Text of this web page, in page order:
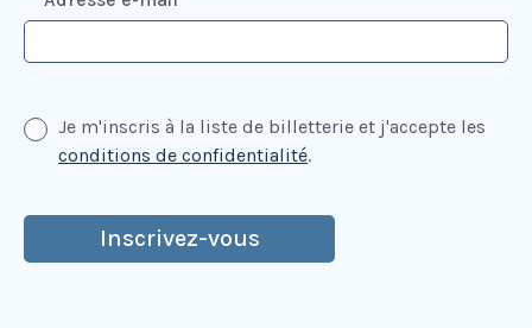
Je m'inscris à la liste de billetterie et j'accepte les
conditions de confidentialité.